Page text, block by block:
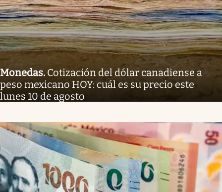
Monedas. Cotización del dólar canadiense a
peso mexicano HOY: cuál es su precio este
lunes 10 de agosto